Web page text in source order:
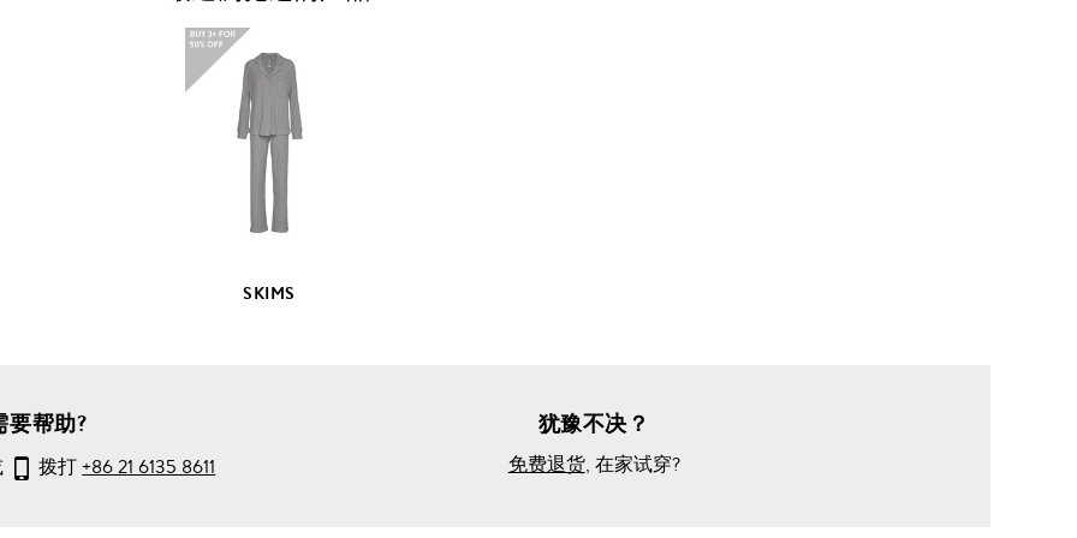
SKIMS
看
全
部
产
品
详
情
要帮助?
拨打+86 21 6135 8611
犹豫不决？
免费退货, 在家试穿?